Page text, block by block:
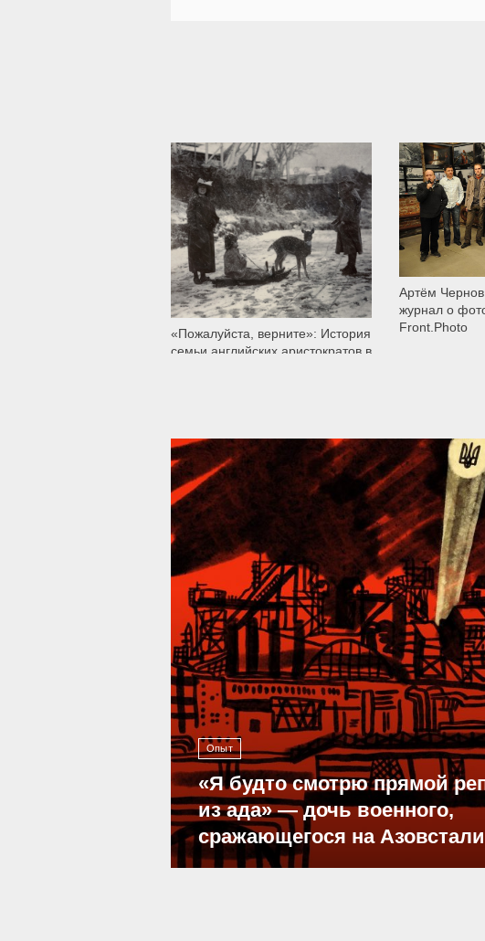
«Пожалуйста, верните»: История
семьи английских аристократов в
118 665
Артём Чернов
журнал о
Front.Photo
1 726
Опыт
«Я будто смотрю прямой
из ада» — дочь военного,
сражающегося на Азовстали
39 288